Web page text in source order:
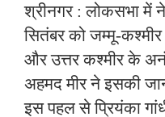
श्रीनगर : लोकसभा में
सितंबर को जम्मू-
और उत्तर कश्मीर के
अहमद मीर ने इसकी
इस पहल से प्रियंका